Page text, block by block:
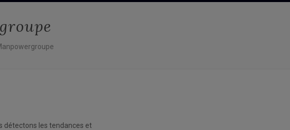
détectons les tendances et